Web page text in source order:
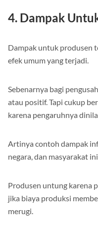
4. Dampak
Dampak untuk produsen
efek umum yang terjadi.
Sebenarnya bagi
atau positif. Tapi cukup
karena pengaruhnya
Artinya contoh dampak
negara, dan masyarakat
Produsen untung karena
jika biaya produksi
merugi.